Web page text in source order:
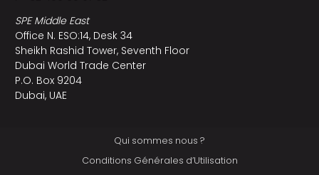
SPE Middle East
Office N. ESO:14, Desk 34
Sheikh Rashid Tower, Seventh Floor
Dubai World Trade Center
P.O. Box 9204
Dubai, UAE
Qui sommes nous ?
Conditions Générales d’Utilisation